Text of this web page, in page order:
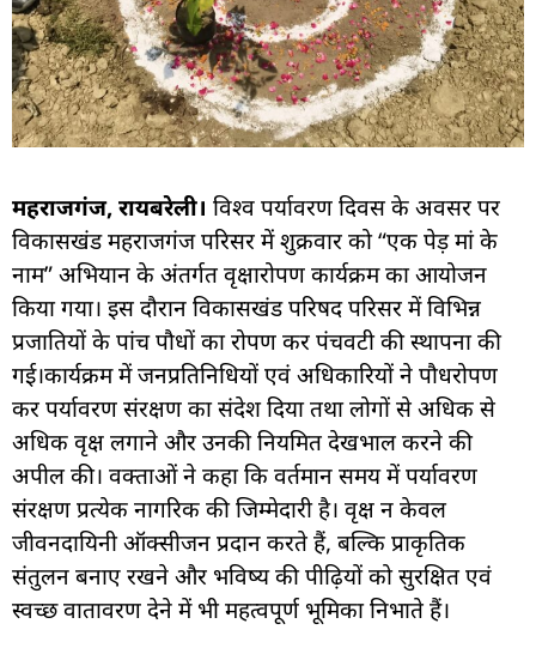
महराजगंज, रायबरेली। विश्व पर्यावरण दिवस के अवसर पर
विकासखंड महराजगंज परिसर में शुक्रवार को “एक पेड़ मां के
नाम” अभियान के अंतर्गत वृक्षारोपण कार्यक्रम का आयोजन
किया गया। इस दौरान विकासखंड परिषद परिसर में विभिन्न
प्रजातियों के पांच पौधों का रोपण कर पंचवटी की स्थापना की
गई।कार्यक्रम में जनप्रतिनिधियों एवं अधिकारियों ने पौधरोपण
कर पर्यावरण संरक्षण का संदेश दिया तथा लोगों से अधिक से
अधिक वृक्ष लगाने और उनकी नियमित देखभाल करने की
अपील की। वक्ताओं ने कहा कि वर्तमान समय में पर्यावरण
संरक्षण प्रत्येक नागरिक की जिम्मेदारी है। वृक्ष न केवल
जीवनदायिनी ऑक्सीजन प्रदान करते हैं, बल्कि प्राकृतिक
संतुलन बनाए रखने और भविष्य की पीढ़ियों को सुरक्षित एवं
स्वच्छ वातावरण देने में भी महत्वपूर्ण भूमिका निभाते हैं।